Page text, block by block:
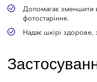
Допомагає зменшити
фотостаріння.
Надає шкірі